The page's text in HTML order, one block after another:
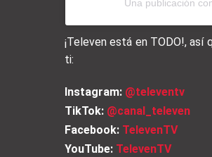
Una publicación
¡Televen está en TODO!,
ti:
Instagram: @televentv
TikTok: @canal_televen
Facebook: TelevenTV
YouTube: TelevenTV